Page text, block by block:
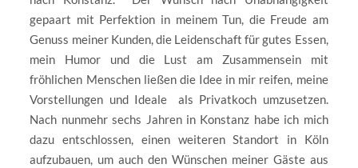
gepaart mit Perfektion in meinem Tun, die Freude am
Genuss meiner Kunden, die Leidenschaft für gutes Essen,
mein Humor und die Lust am Zusammensein mit
fröhlichen Menschen ließen die Idee in mir reifen, meine
Vorstellungen und Ideale als Privatkoch umzusetzen.
Nach nunmehr sechs Jahren in Konstanz habe ich mich
dazu entschlossen, einen weiteren Standort in Köln
aufzubauen, um auch den Wünschen meiner Gäste aus